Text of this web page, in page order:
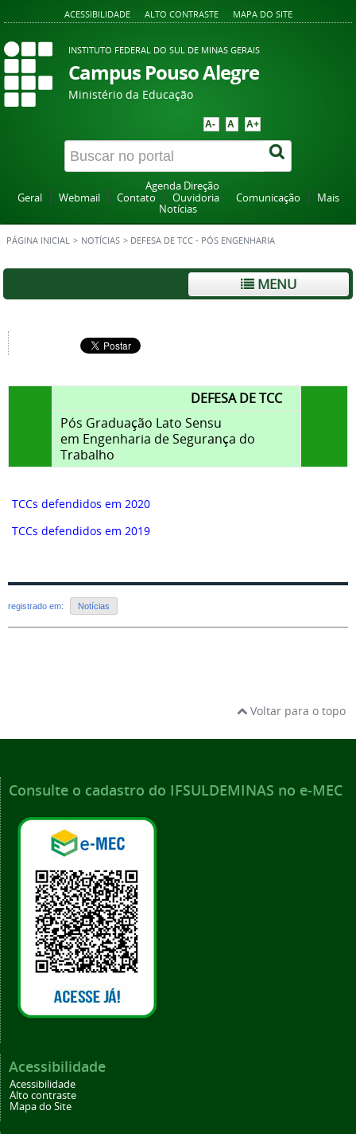
ACESSIBILIDADE ALTO CONTRASTE MAPA DO SITE
INSTITUTO FEDERAL DO SUL DE MINAS GERAIS
Campus Pouso Alegre
Ministério da Educação
A- A A+
Agenda Direção
Geral
Webmail Contato Ouvidoria Comunicação
Mais
Notícias
PÁGINA INICIAL > NOTÍCIAS > DEFESA DE TCC - PÓS ENGENHARIA
MENU
DEFESA DE TCC
Pós Graduação Lato Sensu
em Engenharia de Segurança do
Trabalho
TCCs defendidos em 2020
TCCs defendidos em 2019
registrado em: Notícias
Voltar para o topo
Consulte o cadastro do IFSULDEMINAS no e-MEC
Acessibilidade
Acessibilidade
Alto contraste
Mapa do Site